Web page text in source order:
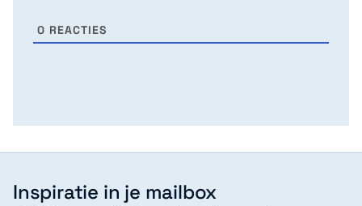
0 REACTIES
Inspiratie in je mailbox